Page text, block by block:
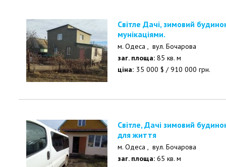
Світле Дачі, зимовий будинок зі всіма зручностями, ко
мунікаціями.
м. Одеса , вул. Бочарова
заг. площа: 85 кв. м
ціна: 35 000 $ /910 000 грн.
Світле, Дачі зимовий будинок в хорошому стані, є все
для життя
м. Одеса , вул. Бочарова
заг. площа: 65 кв. м